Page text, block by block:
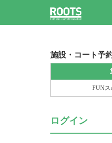
施設・コート予
FUNス
ログイン